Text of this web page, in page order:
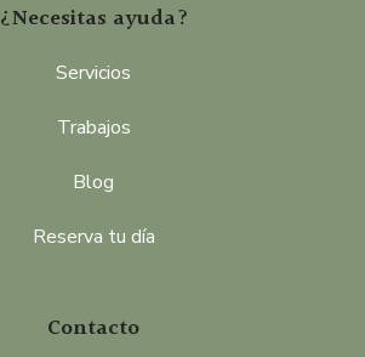
¿Necesitas ayuda?
Servicios
Trabajos
Blog
Reserva tu día
Contacto